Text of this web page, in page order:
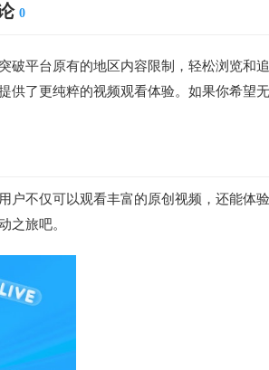
0
破平台原有的地区内容限制，轻松浏览和
供了更纯粹的视频观看体验。如果你希望
户不仅可以观看丰富的原创视频，还能体
之旅吧。